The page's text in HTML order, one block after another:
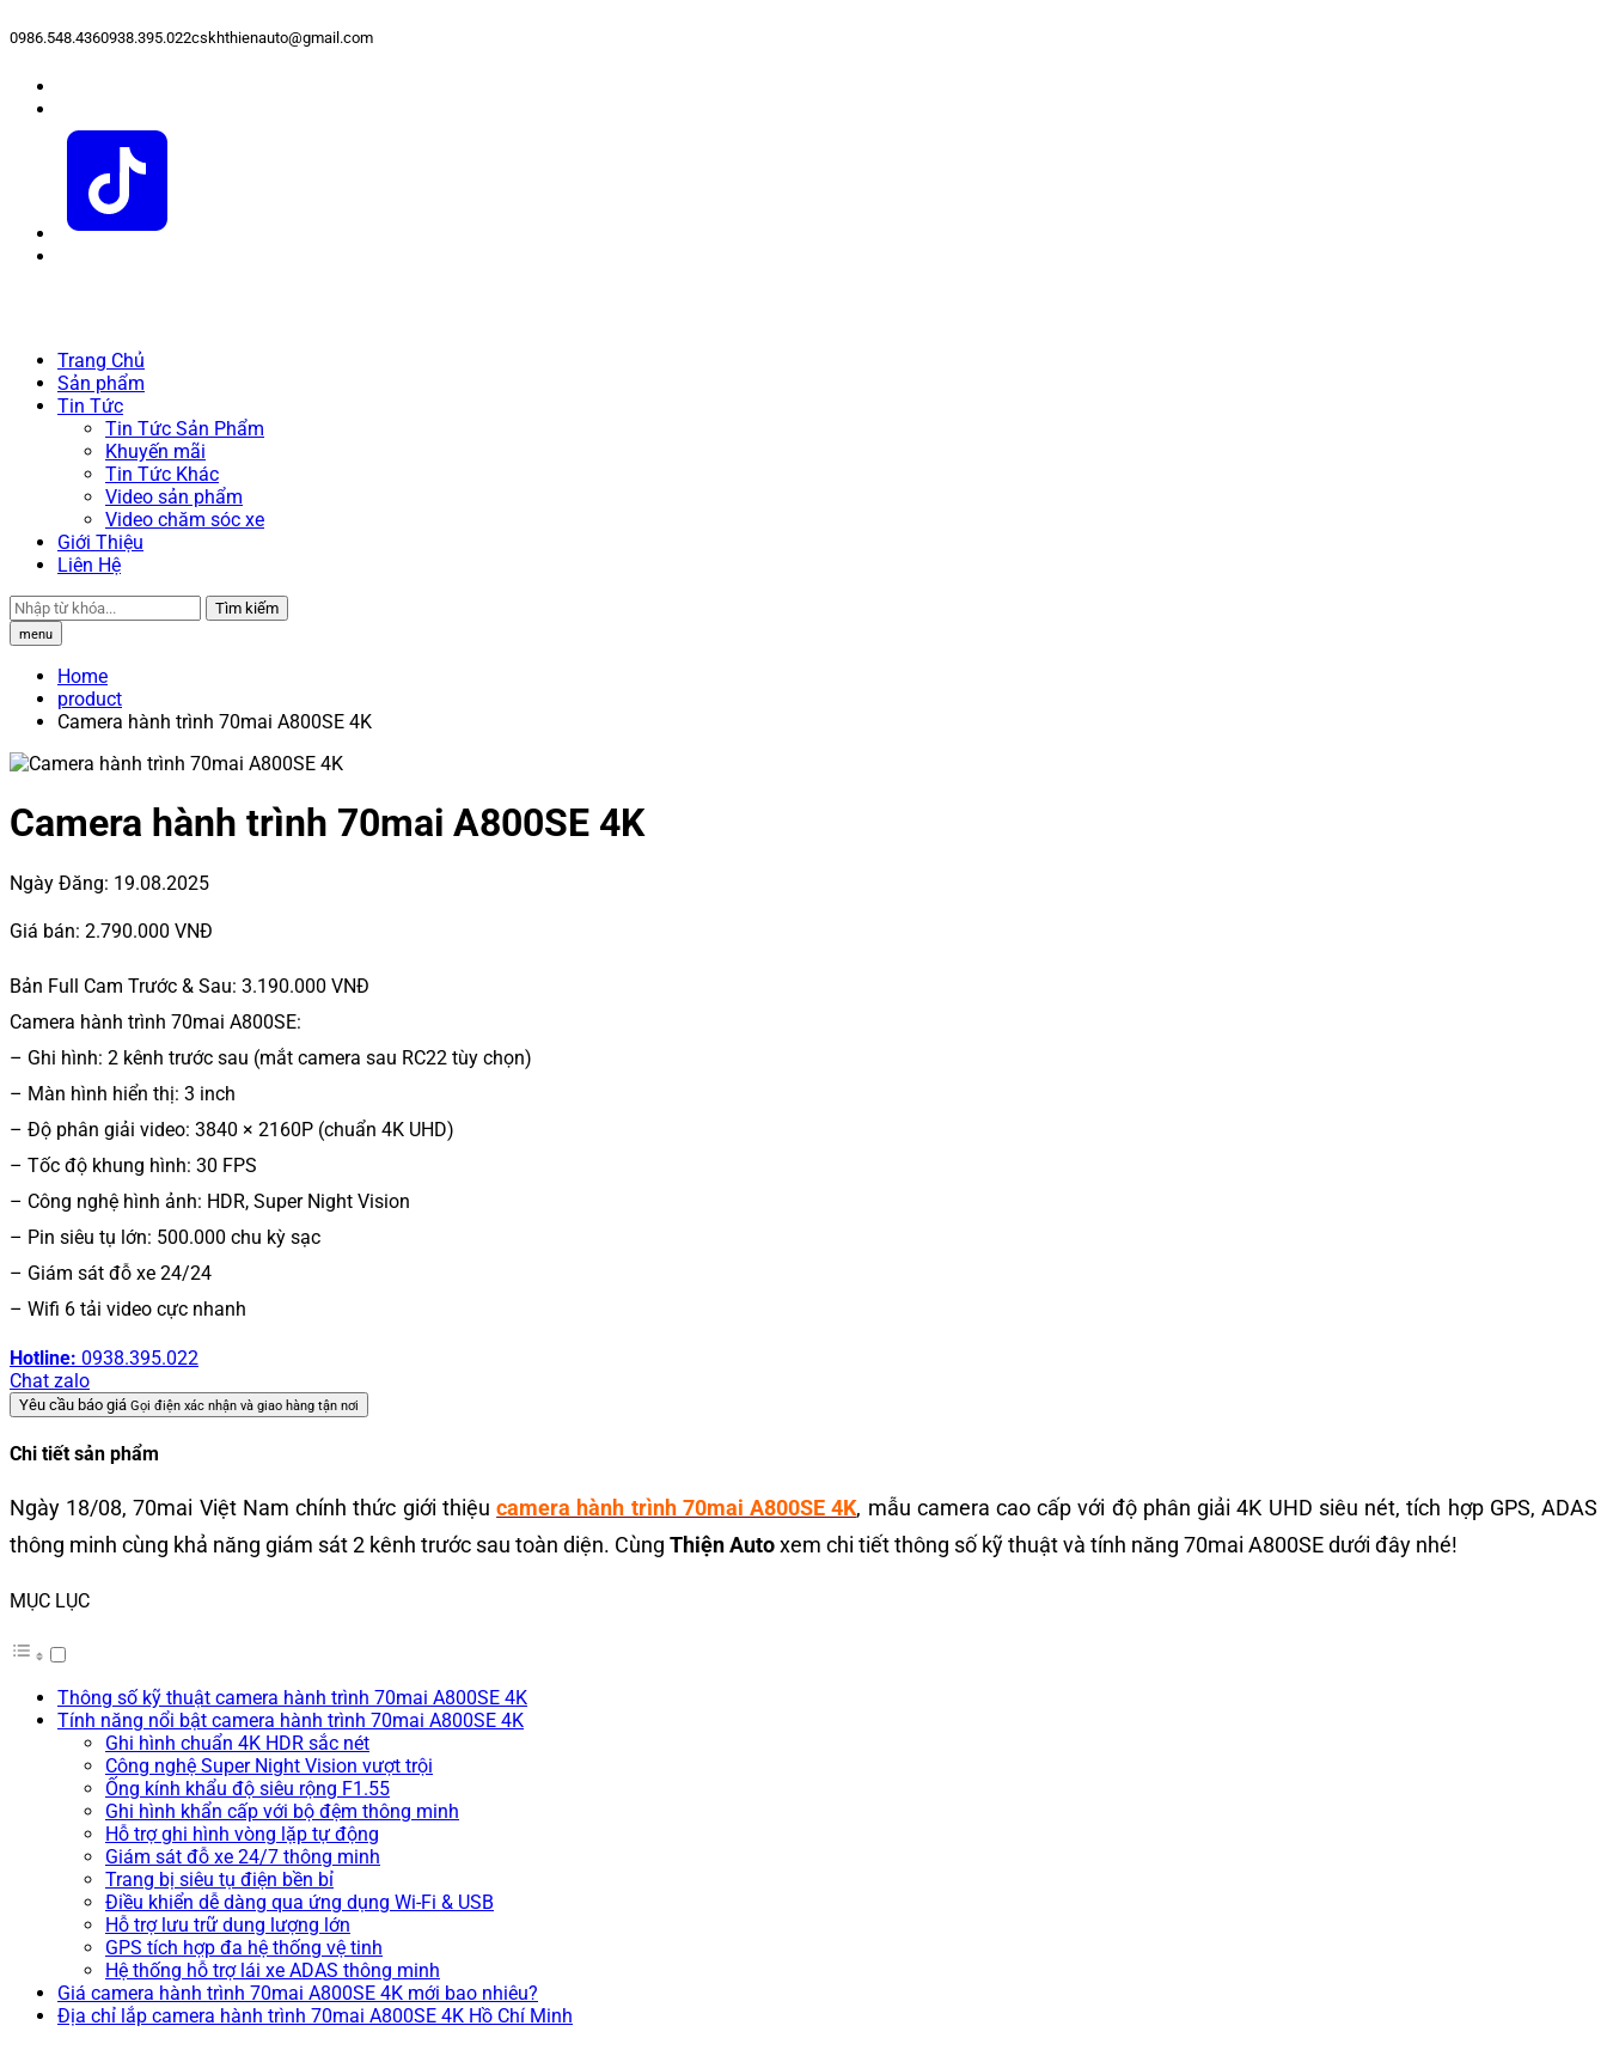
0986.548.4360938.395.022cskhthienauto@gmail.com
Trang Chủ
Sản phẩm
Tin Tức
Tin Tức Sản Phẩm
Khuyến mãi
Tin Tức Khác
Video sản phẩm
Video chăm sóc xe
Giới Thiệu
Liên Hệ
Tìm kiếm
menu
Home
product
Camera hành trình 70mai A800SE 4K
Camera hành trình 70mai A800SE 4K
Ngày Đăng: 19.08.2025
Giá bán: 2.790.000 VNĐ
Bản Full Cam Trước & Sau: 3.190.000 VNĐ
Camera hành trình 70mai A800SE:
– Ghi hình: 2 kênh trước sau (mắt camera sau RC22 tùy chọn)
– Màn hình hiển thị: 3 inch
– Độ phân giải video: 3840 × 2160P (chuẩn 4K UHD)
– Tốc độ khung hình: 30 FPS
– Công nghệ hình ảnh: HDR, Super Night Vision
– Pin siêu tụ lớn: 500.000 chu kỳ sạc
– Giám sát đỗ xe 24/24
– Wifi 6 tải video cực nhanh
Hotline: 0938.395.022
Chat zalo
Yêu cầu báo giá Gọi điện xác nhận và giao hàng tận nơi
Chi tiết sản phẩm
Ngày 18/08, 70mai Việt Nam chính thức giới thiệucamera hành trình 70mai A800SE 4K, mẫu camera cao cấp với độ phân giải 4K UHD siêu nét, tích hợp GPS, ADAS
thông minh cùng khả năng giám sát 2 kênh trước sau toàn diện. Cùng Thiện Autoxem chi tiết thông số kỹ thuật và tính năng 70mai A800SE dưới đây nhé!
MỤC LỤC
Thông số kỹ thuật camera hành trình 70mai A800SE 4K
Tính năng nổi bật camera hành trình 70mai A800SE 4K
Ghi hình chuẩn 4K HDR sắc nét
Công nghệ Super Night Vision vượt trội
Ống kính khẩu độ siêu rộng F1.55
Ghi hình khẩn cấp với bộ đệm thông minh
Hỗ trợ ghi hình vòng lặp tự động
Giám sát đỗ xe 24/7 thông minh
Trang bị siêu tụ điện bền bỉ
Điều khiển dễ dàng qua ứng dụng Wi-Fi & USB
Hỗ trợ lưu trữ dung lượng lớn
GPS tích hợp đa hệ thống vệ tinh
Hệ thống hỗ trợ lái xe ADAS thông minh
Giá camera hành trình 70mai A800SE 4K mới bao nhiêu?
Địa chỉ lắp camera hành trình 70mai A800SE 4K Hồ Chí Minh